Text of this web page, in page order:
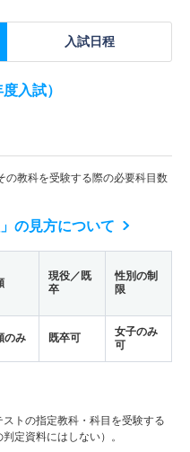
入試日程
入試）
教科を受験する際の必要科目数
の見方について
現役／既
卒
性別の制
限
のみ 既卒可
女子のみ
可
ストの指定教科・科目を受験する
定資料にはしない）。